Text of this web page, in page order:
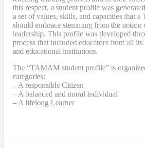
this respect, a student profile was
a set of values, skills, and capacities that
should embrace stemming from the notion
leadership. This profile was developed
process that included educators from all its
and educational institutions.
The “TAMAM student profile” is
categories:
– A responsible Citizen
– A balanced and moral individual
– A lifelong Learner